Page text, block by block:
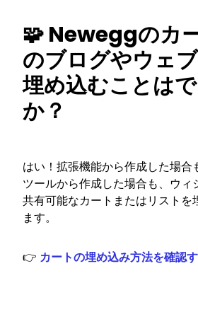
🧩 Neweggのカ
のブログやウェ
埋め込むことは
か？
はい！拡張機能から作成した場合
ツールから作成した場合も、ウィ
共有可能なカートまたはリストを
ます。
👉 カートの埋め込み方法を確認